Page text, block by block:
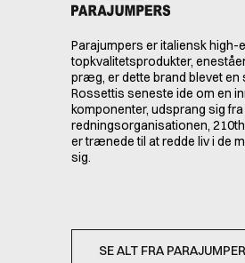
Parajumpers er italiensk high-
topkvalitetsprodukter,
præg, er dette brand blevet
Rossettis seneste ide om en
komponenter, udsprang sig
redningsorganisationen,
er trænede til at redde liv i de
sig.
SE ALT FRA